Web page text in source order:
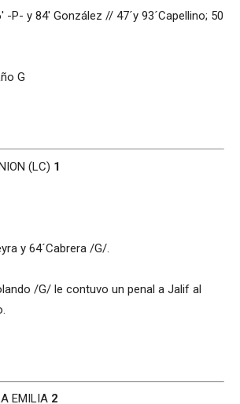
-P- y 84′ González // 47´y 93´Capellino; 50
G
(LC) 1
y 64´Cabrera /G/.
/G/ le contuvo un penal a Jalif al
EMILIA 2